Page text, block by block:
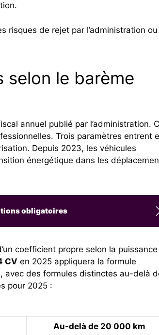
risques de rejet par l’administration ou
selon le barème
annuel publié par l’administration.
Trois paramètres entrent
Depuis 2023, les véhicules
énergétique dans les
obligatoires
coefficient propre selon la
CV en 2025 appliquera la formule
avec des formules distinctes au-delà
pour 2025 :
Au-delà de 20 000 km